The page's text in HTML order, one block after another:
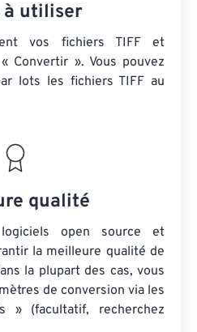
à utiliser
vos fichiers TIFF et
Convertir ». Vous pouvez
lots les fichiers TIFF au
qualité
open source et
la meilleure qualité de
la plupart des cas, vous
de conversion via les
» (facultatif, recherchez